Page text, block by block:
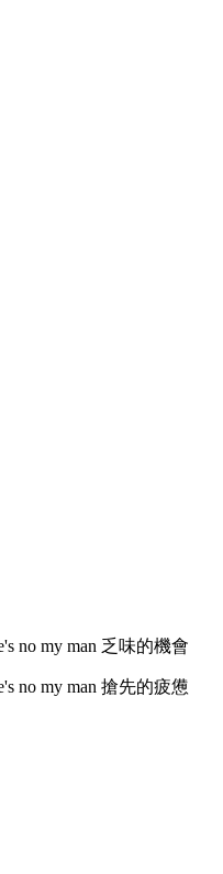
no my man 乏味的機會
no my man 搶先的疲憊